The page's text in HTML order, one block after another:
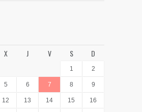
X J V S D
1 2
5 6 7 8 9
12 13 14 15 16